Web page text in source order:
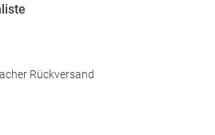
Rückversand